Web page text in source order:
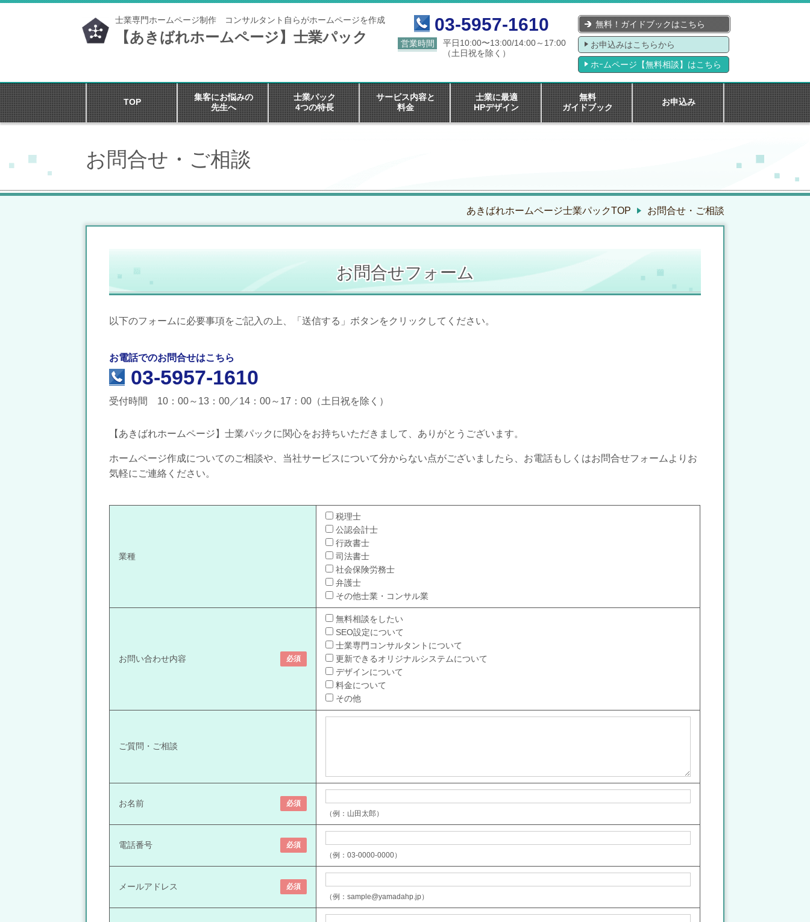
士業専門ホームページ制作 コンサルタント自らがホームページを作成
【あきばれホームページ】士業パック
03-5957-1610
営業時間
平日10:00〜13:00/14:00～17:00
（土日祝を除く）
無料！ガイドブックはこちら
お申込みはこちらから
ホｰムページ【無料相談】はこちら
TOP
集客にお悩みの
先生へ
士業パック
4つの特長
サービス内容と
料金
士業に最適
HPデザイン
無料
ガイドブック
お申込み
お問合せ・ご相談
あきばれホームページ士業パックTOP お問合せ・ご相談
お問合せフォーム
以下のフォームに必要事項をご記入の上、「送信する」ボタンをクリックしてください。
お電話でのお問合せはこちら
03-5957-1610
受付時間 10：00～13：00／14：00～17：00（土日祝を除く）
【あきばれホームページ】士業パックに関心をお持ちいただきまして、ありがとうございます。
ホームページ作成についてのご相談や、当社サービスについて分からない点がございましたら、お電話もしくはお問合せフォームよりお
気軽にご連絡ください。
業種
税理士
公認会計士
行政書士
司法書士
社会保険労務士
弁護士
その他士業・コンサル業
お問い合わせ内容 必須
無料相談をしたい
SEO設定について
士業専門コンサルタントについて
更新できるオリジナルシステムについて
デザインについて
料金について
その他
ご質問・ご相談
お名前
必須
（例：山田太郎）
電話番号
必須
（例：03-0000-0000）
メールアドレス
必須
（例：sample@yamadahp.jp）